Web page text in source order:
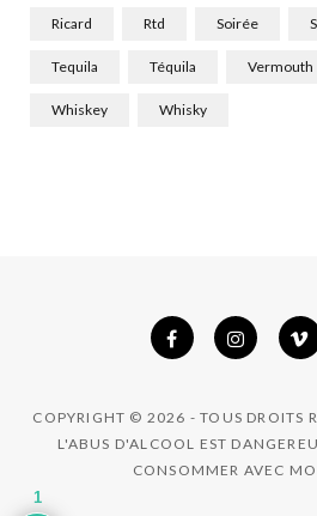
Ricard Rtd Soirée
Tequila Téquila Vermouth
Whiskey Whisky
COPYRIGHT © 2026 - TOUS DROITS
L'ABUS D'ALCOOL EST
CONSOMMER AVEC
1